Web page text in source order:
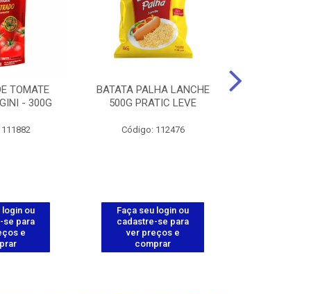
TOMATE
- 300G
login ou
se para
e
BATATA PALHA LANCHE
500G PRATIC LEVE
Código: 112476
Faça seu login ou
cadastre-se para
ver preços e
comprar